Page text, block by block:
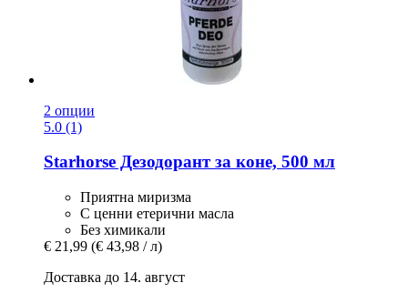
2 опции
5.0 (1)
Starhorse Дезодорант за коне, 500 мл
Приятна миризма
С ценни етерични масла
Без химикали
€ 21,99 (€ 43,98 / л)
Доставка до 14. август